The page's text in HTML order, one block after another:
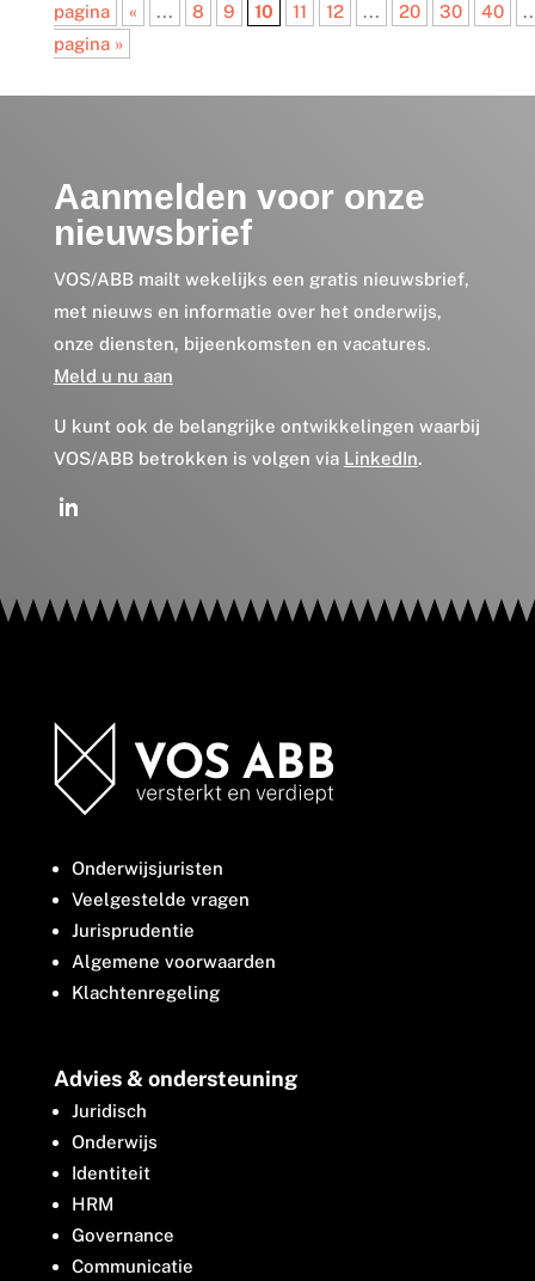
pagina
« ... 8 9 10 11 12 ... 20 30 40
pagina »
Aanmelden voor onze
nieuwsbrief
VOS/ABB mailt wekelijks een gratis nieuwsbrief,
met nieuws en informatie over het onderwijs,
onze diensten, bijeenkomsten en vacatures.
Meld u nu aan
U kunt ook de belangrijke ontwikkelingen waarbij
VOS/ABB betrokken is volgen via LinkedIn.
Onderwijsjuristen
Veelgestelde vragen
Jurisprudentie
Algemene voorwaarden
Klachtenregeling
Advies & ondersteuning
Juridisch
Onderwijs
Identiteit
HRM
Governance
Communicatie